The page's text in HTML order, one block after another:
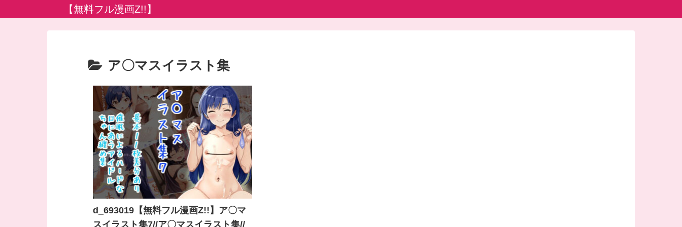
【無料フル漫画Z!!】
ア〇マスイラスト集
d_693019【無料フル漫画Z!!】ア〇マ
スイラスト集7//ア〇マスイラスト集//